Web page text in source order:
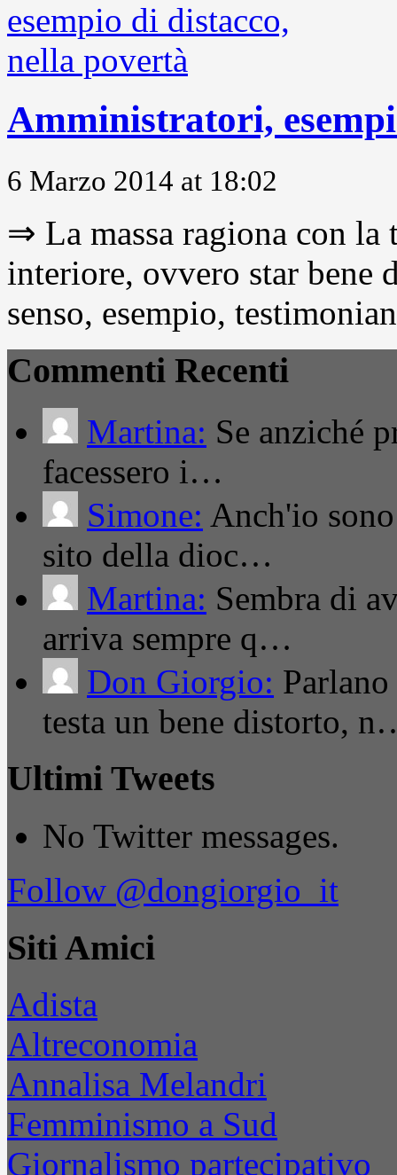
Amministratori,
6 Marzo 2014 at 18:02
⇒ La massa ragiona con
interiore, ovvero star
senso, esempio,
Commenti Recenti
Martina: Se anziché
facessero i…
Simone: Anch'io
sito della dioc…
Martina: Sembra di
arriva sempre q…
Don Giorgio:
testa un bene distorto,
Ultimi Tweets
No Twitter messages.
Follow @dongiorgio_it
Siti Amici
Adista
Altreconomia
Annalisa Melandri
Femminismo a Sud
Giornalismo partecipativo